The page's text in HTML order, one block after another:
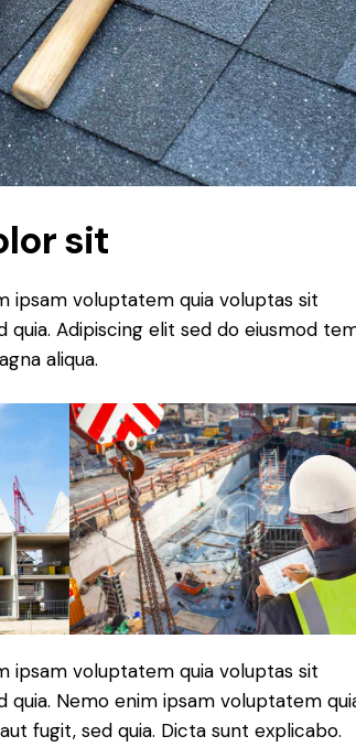
sit
ipsam voluptatem quia voluptas sit
Adipiscing elit sed do eiusmod
aliqua.
ipsam voluptatem quia voluptas sit
Nemo enim ipsam voluptatem
fugit, sed quia. Dicta sunt explicabo.